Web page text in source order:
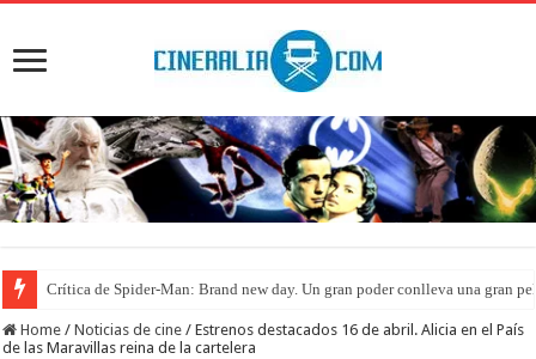
Crítica de Spider-Man: Brand new day. Un gran poder conlleva una gran
Home / Noticias de cine / Estrenos destacados 16 de abril. Alicia en el País
de las Maravillas reina de la cartelera